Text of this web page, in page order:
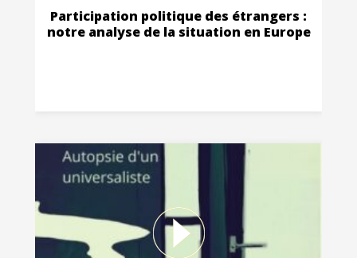
Participation politique des étrangers :
notre analyse de la situation en Europe